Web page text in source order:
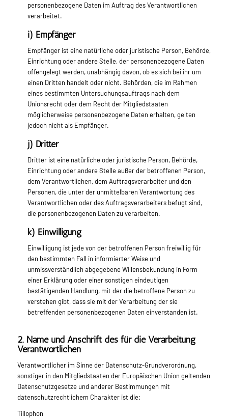
personenbezogene Daten im Auftrag des Verantwortlichen
verarbeitet.
i) Empfänger
Empfänger ist eine natürliche oder juristische Person, Behörde,
Einrichtung oder andere Stelle, der personenbezogene Daten
offengelegt werden, unabhängig davon, ob es sich bei ihr um
einen Dritten handelt oder nicht. Behörden, die im Rahmen
eines bestimmten Untersuchungsauftrags nach dem
Unionsrecht oder dem Recht der Mitgliedstaaten
möglicherweise personenbezogene Daten erhalten, gelten
jedoch nicht als Empfänger.
j) Dritter
Dritter ist eine natürliche oder juristische Person, Behörde,
Einrichtung oder andere Stelle außer der betroffenen Person,
dem Verantwortlichen, dem Auftragsverarbeiter und den
Personen, die unter der unmittelbaren Verantwortung des
Verantwortlichen oder des Auftragsverarbeiters befugt sind,
die personenbezogenen Daten zu verarbeiten.
k) Einwilligung
Einwilligung ist jede von der betroffenen Person freiwillig für
den bestimmten Fall in informierter Weise und
unmissverständlich abgegebene Willensbekundung in Form
einer Erklärung oder einer sonstigen eindeutigen
bestätigenden Handlung, mit der die betroffene Person zu
verstehen gibt, dass sie mit der Verarbeitung der sie
betreffenden personenbezogenen Daten einverstanden ist.
2. Name und Anschrift des für die Verarbeitung
Verantwortlichen
Verantwortlicher im Sinne der Datenschutz-Grundverordnung,
sonstiger in den Mitgliedstaaten der Europäischen Union geltenden
Datenschutzgesetze und anderer Bestimmungen mit
datenschutzrechtlichem Charakter ist die:
Tillophon